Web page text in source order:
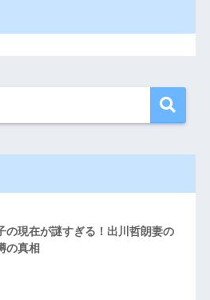
の現在が謎すぎる！出川哲朗妻の
の真相